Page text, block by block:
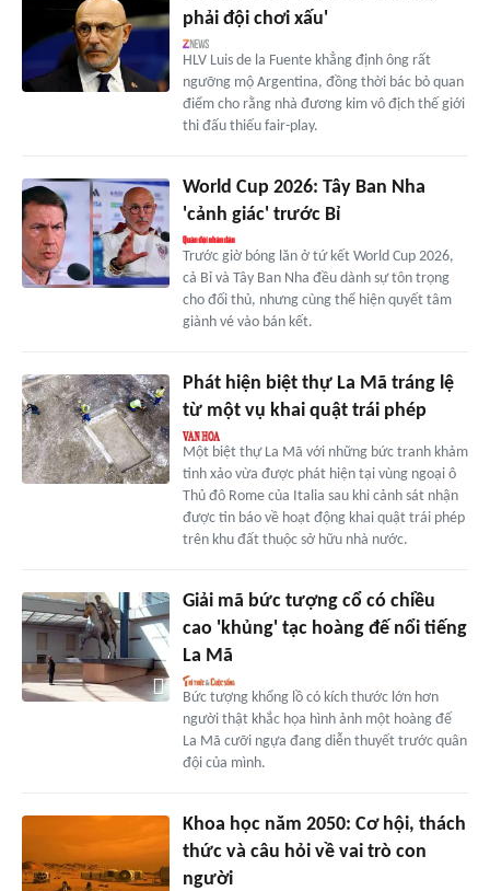
phải đội chơi xấu'
HLV Luis de la Fuente khẳng định ông rất
ngưỡng mộ Argentina, đồng thời bác bỏ quan
điểm cho rằng nhà đương kim vô địch thế giới
thi đấu thiếu fair-play.
World Cup 2026: Tây Ban Nha
'cảnh giác' trước Bỉ
Trước giờ bóng lăn ở tứ kết World Cup 2026,
cả Bỉ và Tây Ban Nha đều dành sự tôn trọng
cho đối thủ, nhưng cùng thể hiện quyết tâm
giành vé vào bán kết.
Phát hiện biệt thự La Mã tráng lệ
từ một vụ khai quật trái phép
Một biệt thự La Mã với những bức tranh khảm
tinh xảo vừa được phát hiện tại vùng ngoại ô
Thủ đô Rome của Italia sau khi cảnh sát nhận
được tin báo về hoạt động khai quật trái phép
trên khu đất thuộc sở hữu nhà nước.
Giải mã bức tượng cổ có chiều
cao 'khủng' tạc hoàng đế nổi tiếng
La Mã
Bức tượng khổng lồ có kích thước lớn hơn
người thật khắc họa hình ảnh một hoàng đế
La Mã cưỡi ngựa đang diễn thuyết trước quân
đội của mình.
Khoa học năm 2050: Cơ hội, thách
thức và câu hỏi về vai trò con
người